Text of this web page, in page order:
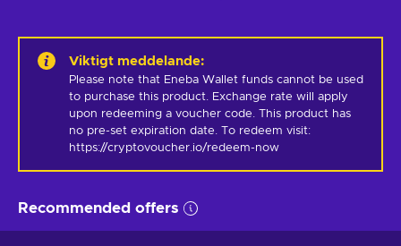
Viktigt meddelande:
Please note that Eneba Wallet funds cannot be used
to purchase this product. Exchange rate will apply
upon redeeming a voucher code. This product has
no pre-set expiration date. To redeem visit:
https://cryptovoucher.io/redeem-now
Recommended offers